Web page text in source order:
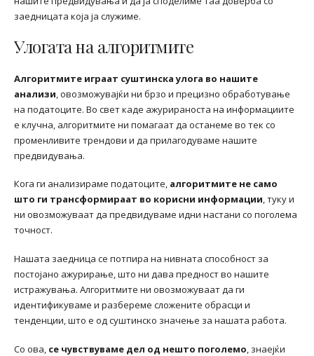
заедницата која ја служиме.
Улогата на алгоритмите
Алгоритмите играат суштинска улога во нашите
анализи, овозможувајќи ни брзо и прецизно обработување
на податоците. Во свет каде ажурираноста на информациите
е клучна, алгоритмите ни помагаат да останеме во тек со
променливите трендови и да прилагодуваме нашите
предвидувања.
Кога ги анализираме податоците, алгоритмите не само
што ги трансформираат во корисни информации, туку и
ни овозможуваат да предвидуваме идни настани со поголема
точност.
Нашата заедница се потпира на нивната способност за
постојано ажурирање, што ни дава предност во нашите
истражувања. Алгоритмите ни овозможуваат да ги
идентификуваме и разбереме сложените обрасци и
тенденции, што е од суштинско значење за нашата работа.
Со ова, се чувствуваме дел од нешто поголемо, знаејќи